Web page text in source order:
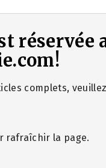
réservée
complets,
rafraîchir la page.